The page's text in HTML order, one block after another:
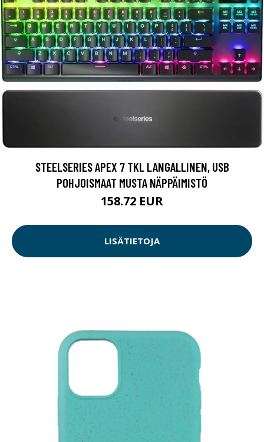
STEELSERIES APEX 7 TKL LANGALLINEN, USB
POHJOISMAAT MUSTA NÄPPÄIMISTÖ
158.72 EUR
LISÄTIETOJA